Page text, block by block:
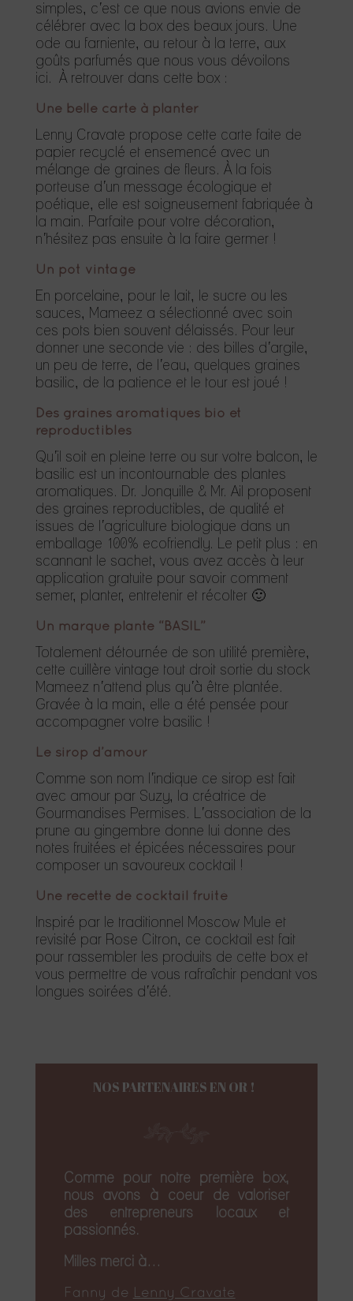
simples, c’est ce que nous avions envie de
célébrer avec la box des beaux jours. Une
ode au farniente, au retour à la terre, aux
goûts parfumés que nous vous dévoilons
ici. À retrouver dans cette box :
Une belle carte à planter
Lenny Cravate propose cette carte faite de
papier recyclé et ensemencé avec un
mélange de graines de fleurs. À la fois
porteuse d’un message écologique et
poétique, elle est soigneusement fabriquée à
la main. Parfaite pour votre décoration,
n’hésitez pas ensuite à la faire germer !
Un pot vintage
En porcelaine, pour le lait, le sucre ou les
sauces, Mameez a sélectionné avec soin
ces pots bien souvent délaissés. Pour leur
donner une seconde vie : des billes d’argile,
un peu de terre, de l’eau, quelques graines
basilic, de la patience et le tour est joué !
Des graines aromatiques bio et
reproductibles
Qu’il soit en pleine terre ou sur votre balcon, le
basilic est un incontournable des plantes
aromatiques. Dr. Jonquille & Mr. Ail proposent
des graines reproductibles, de qualité et
issues de l’agriculture biologique dans un
emballage 100% ecofriendly. Le petit plus : en
scannant le sachet, vous avez accès à leur
application gratuite pour savoir comment
semer, planter, entretenir et récolter 🙂
Un marque plante “BASIL”
Totalement détournée de son utilité première,
cette cuillère vintage tout droit sortie du stock
Mameez n’attend plus qu’à être plantée.
Gravée à la main, elle a été pensée pour
accompagner votre basilic !
Le sirop d’amour
Comme son nom l’indique ce sirop est fait
avec amour par Suzy, la créatrice de
Gourmandises Permises. L’association de la
prune au gingembre donne lui donne des
notes fruitées et épicées nécessaires pour
composer un savoureux cocktail !
Une recette de cocktail fruité
Inspiré par le traditionnel Moscow Mule et
revisité par Rose Citron, ce cocktail est fait
pour rassembler les produits de cette box et
vous permettre de vous rafraîchir pendant vos
longues soirées d’été.
NOS PARTENAIRES EN OR !
Comme pour notre première box,
nous avons à coeur de valoriser
des entrepreneurs locaux et
passionnés.
Milles merci à…
Fanny de Lenny Cravate